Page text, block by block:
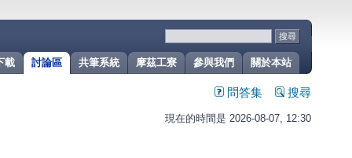
關於本站
參與我們
摩茲工寮
共筆系統
討論區
載
問答集 搜尋
現在的時間是 2026-08-07, 12:30